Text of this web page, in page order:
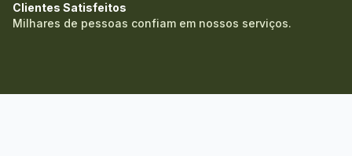
Clientes Satisfeitos
Milhares de pessoas confiam em nossos serviços.